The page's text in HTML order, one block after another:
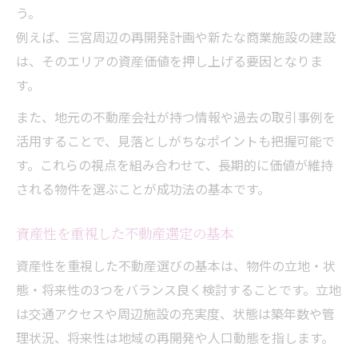
う。
例えば、三宮周辺の再開発計画や新たな商業施設の建設
は、そのエリアの資産価値を押し上げる要因となりま
す。
また、地元の不動産会社が持つ情報や過去の取引事例を
活用することで、見落としがちなポイントも把握可能で
す。これらの視点を組み合わせて、長期的に価値が維持
される物件を選ぶことが成功法の基本です。
資産性を重視した不動産選定の基本
資産性を重視した不動産選びの基本は、物件の立地・状
態・将来性の3つをバランス良く検討することです。立地
は交通アクセスや周辺施設の充実度、状態は築年数や管
理状況、将来性は地域の再開発や人口動態を指します。